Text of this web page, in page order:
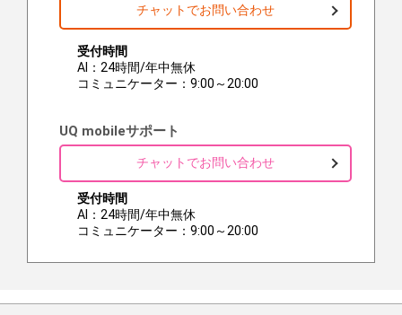
チャットでお問い合わせ
受付時間
AI：24時間/年中無休
コミュニケーター：9:00～20:00
UQ mobileサポート
チャットでお問い合わせ
受付時間
AI：24時間/年中無休
コミュニケーター：9:00～20:00